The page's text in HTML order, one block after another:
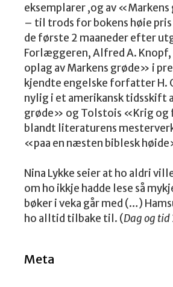
eksemplarer ,og av
– til trods for bokens høie
de første 2 maaneder efter
Forlæggeren, Alfred A.
oplag av Markens grøde» i
kjendte engelske forfatter H.
nylig i et amerikansk tidsskift
grøde» og Tolstois «Krig og
blandt literaturens
«paa en næsten biblesk
Nina Lykke seier at ho aldri
om ho ikkje hadde lese så
bøker i veka går med (…)
ho alltid tilbake til. (Dag og tid
Meta